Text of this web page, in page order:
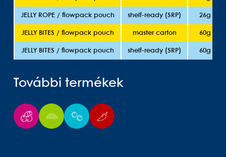
JELLY ROPE / flowpack pouch shelf-ready (SRP) 26g
JELLY BITES / flowpack pouch master carton 60g
JELLY BITES / flowpack pouch shelf-ready (SRP) 60g
További termékek